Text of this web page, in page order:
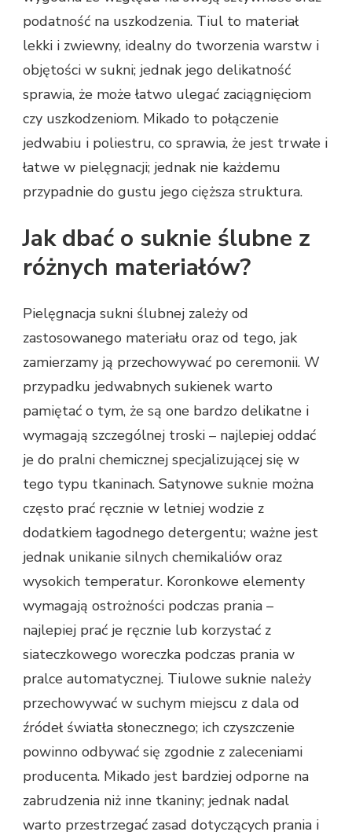
podatność na uszkodzenia. Tiul to materiał
lekki i zwiewny, idealny do tworzenia warstw i
objętości w sukni; jednak jego delikatność
sprawia, że może łatwo ulegać zaciągnięciom
czy uszkodzeniom. Mikado to połączenie
jedwabiu i poliestru, co sprawia, że jest trwałe i
łatwe w pielęgnacji; jednak nie każdemu
przypadnie do gustu jego cięższa struktura.
Jak dbać o suknie ślubne z
różnych materiałów?
Pielęgnacja sukni ślubnej zależy od
zastosowanego materiału oraz od tego, jak
zamierzamy ją przechowywać po ceremonii. W
przypadku jedwabnych sukienek warto
pamiętać o tym, że są one bardzo delikatne i
wymagają szczególnej troski – najlepiej oddać
je do pralni chemicznej specjalizującej się w
tego typu tkaninach. Satynowe suknie można
często prać ręcznie w letniej wodzie z
dodatkiem łagodnego detergentu; ważne jest
jednak unikanie silnych chemikaliów oraz
wysokich temperatur. Koronkowe elementy
wymagają ostrożności podczas prania –
najlepiej prać je ręcznie lub korzystać z
siateczkowego woreczka podczas prania w
pralce automatycznej. Tiulowe suknie należy
przechowywać w suchym miejscu z dala od
źródeł światła słonecznego; ich czyszczenie
powinno odbywać się zgodnie z zaleceniami
producenta. Mikado jest bardziej odporne na
zabrudzenia niż inne tkaniny; jednak nadal
warto przestrzegać zasad dotyczących prania i